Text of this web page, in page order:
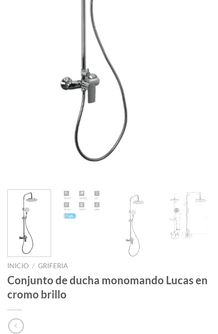
INICIO / GRIFERIA
Conjunto de ducha monomando Lucas en
cromo brillo